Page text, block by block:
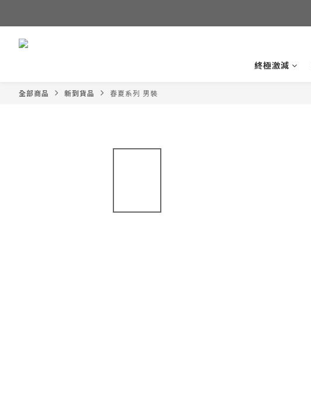
終極激減
全部商品 新到貨品 春夏系列 男裝